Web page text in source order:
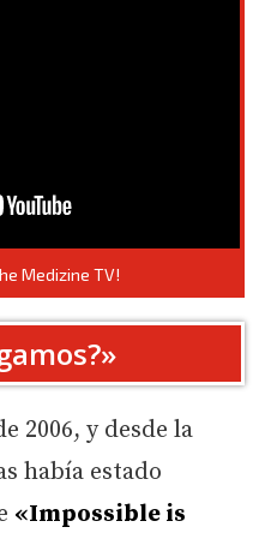
Medizine TV!
2006, y desde la
había estado
«Impossible is